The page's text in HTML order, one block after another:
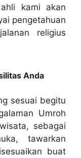
kami akan
pengetahuan
religius
Anda
sesuai begitu
Umroh
sebagai
tawarkan
buat